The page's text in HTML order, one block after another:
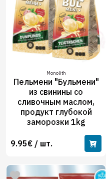
Monolith
Пельмени "Бульмени"
из свинины со
сливочным маслом,
продукт глубокой
заморозки 1kg
9.95€ / шт.